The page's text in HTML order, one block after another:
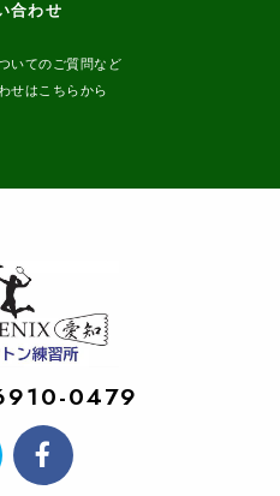
合わせ
いてのご質問など
せはこちらから
0479